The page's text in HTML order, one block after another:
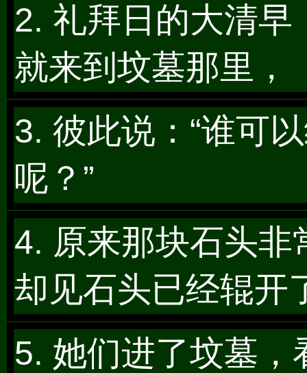
2. 礼拜日的大清
就来到坟墓那里，
3. 彼此说：“谁可
呢？”
4. 原来那块石头非
却见石头已经辊开
5. 她们进了坟墓